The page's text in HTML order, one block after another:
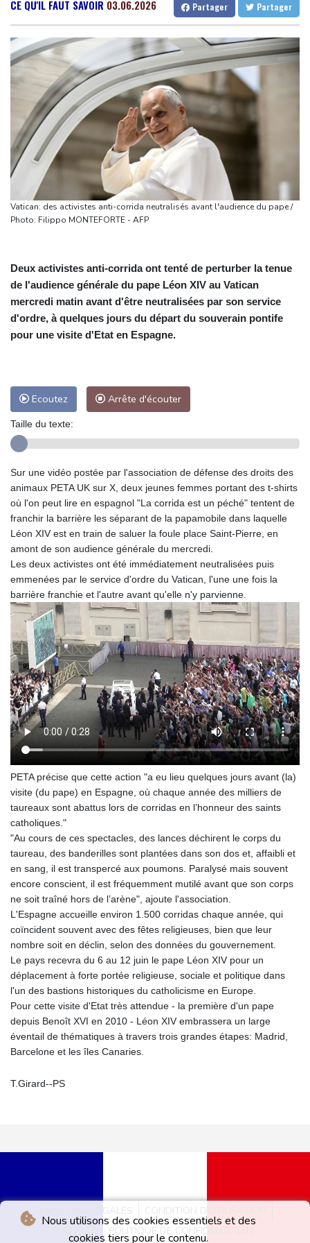
Nous utilisons des cookies essentiels et des
cookies tiers pour le contenu.
Haiti
25 °C Madagascar
23 °C
Congo
33 °C Cayenne
28 °C
French Guiana
26 °C
Bruxelles
26 °C Vancouver
Monte-Carlo
30 °C
Violences sexuelles sur mineurs: un courrier de Darmanin pointe
les défaillances des enquêtes
Le Sénat américain approuve la nomination de Todd Blanche
comme ministre de la Justice
Zelensky en Serbie pour sa première visite chez cet allié de
Moscou
Vin: une étude sur sept siècles montre les ravages du
dérèglement climatique
En Hongrie, l'attente et le doute dans l'audiovisuel public après
un mois sans JT
CE QU'IL FAUT SAVOIR 03.06.2026 Partager Partager
Vatican: des activistes anti-corrida neutralisés avant l'audience du pape /
Photo: Filippo MONTEFORTE - AFP
Deux activistes anti-corrida ont tenté de perturber la tenue
de l'audience générale du pape Léon XIV au Vatican
mercredi matin avant d'être neutralisées par son service
d'ordre, à quelques jours du départ du souverain pontife
pour une visite d'Etat en Espagne.
Ecoutez Arrête d'écouter
Taille du texte:
Sur une vidéo postée par l'association de défense des droits des
animaux PETA UK sur X, deux jeunes femmes portant des t-shirts
où l'on peut lire en espagnol "La corrida est un péché" tentent de
franchir la barrière les séparant de la papamobile dans laquelle
Léon XIV est en train de saluer la foule place Saint-Pierre, en
amont de son audience générale du mercredi.
Les deux activistes ont été immédiatement neutralisées puis
emmenées par le service d'ordre du Vatican, l'une une fois la
barrière franchie et l'autre avant qu'elle n'y parvienne.
PETA précise que cette action "a eu lieu quelques jours avant (la)
visite (du pape) en Espagne, où chaque année des milliers de
taureaux sont abattus lors de corridas en l’honneur des saints
catholiques."
"Au cours de ces spectacles, des lances déchirent le corps du
taureau, des banderilles sont plantées dans son dos et, affaibli et
en sang, il est transpercé aux poumons. Paralysé mais souvent
encore conscient, il est fréquemment mutilé avant que son corps
ne soit traîné hors de l’arène", ajoute l'association.
L'Espagne accueille environ 1.500 corridas chaque année, qui
coïncident souvent avec des fêtes religieuses, bien que leur
nombre soit en déclin, selon des données du gouvernement.
Le pays recevra du 6 au 12 juin le pape Léon XIV pour un
déplacement à forte portée religieuse, sociale et politique dans
l'un des bastions historiques du catholicisme en Europe.
Pour cette visite d'Etat très attendue - la première d'un pape
depuis Benoît XVI en 2010 - Léon XIV embrassera un large
éventail de thématiques à travers trois grandes étapes: Madrid,
Barcelone et les îles Canaries.
T.Girard--PS
MENTIONS LÉGALES
CONDITION D'UTILISATION
PUBLICITÉ
POLITIQUE DE CONFIDENTIALITÉ